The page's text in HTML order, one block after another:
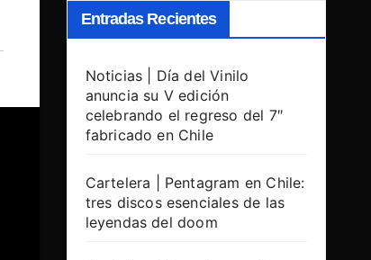
Entradas Recientes
Noticias | Día del Vinilo
anuncia su V edición
celebrando el regreso del 7″
fabricado en Chile
Cartelera | Pentagram en Chile:
tres discos esenciales de las
leyendas del doom